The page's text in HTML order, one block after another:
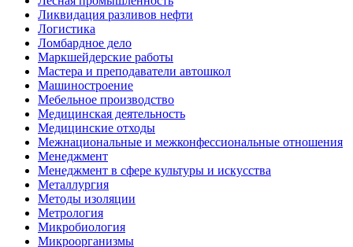
Ликвидация разливов нефти
Логистика
Ломбардное дело
Маркшейдерские работы
Мастера и преподаватели автошкол
Машиностроение
Мебельное производство
Медицинская деятельность
Медицинские отходы
Межнациональные и межконфессиональные отношения
Менеджмент
Менеджмент в сфере культуры и искусства
Металлургия
Методы изоляции
Метрология
Микробиология
Микроорганизмы